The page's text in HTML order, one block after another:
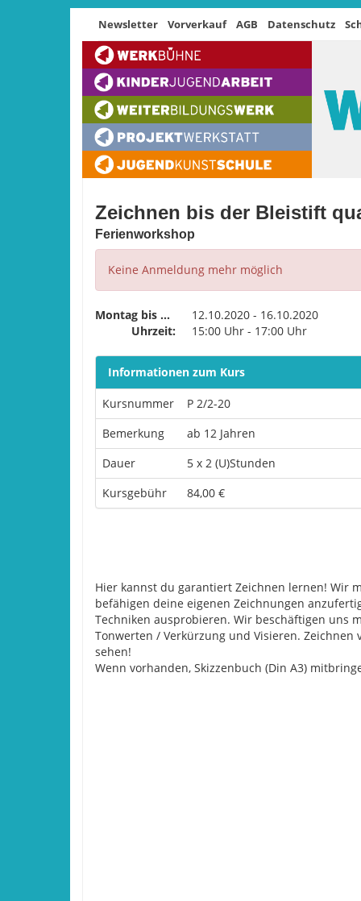
Newsletter Vorverkauf AGB Datenschutz
Zeichnen bis der Bleistift
Ferienworkshop
Keine Anmeldung mehr möglich
Montag bis Freitag
12.10.2020 - 16.10.2020
Uhrzeit:
15:00 Uhr - 17:00 Uhr
Informationen zum Kurs
Kursnummer
P 2/2-20
Bemerkung
ab 12 Jahren
Dauer
5 x 2 (U)Stunden
Kursgebühr
84,00 €
Hier kannst du garantiert Zeichnen lernen! Wir
befähigen deine eigenen Zeichnungen
Techniken ausprobieren. Wir beschäftigen uns
Tonwerten / Verkürzung und Visieren.
sehen!
Wenn vorhanden, Skizzenbuch (Din A3)